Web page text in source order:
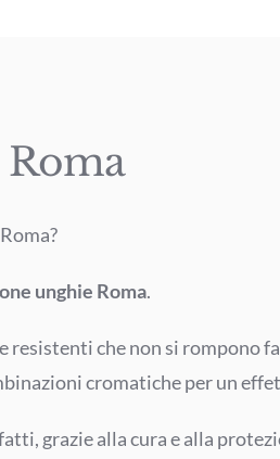
unghie Roma.
che non si rompono
cromatiche per un
grazie alla cura e alla